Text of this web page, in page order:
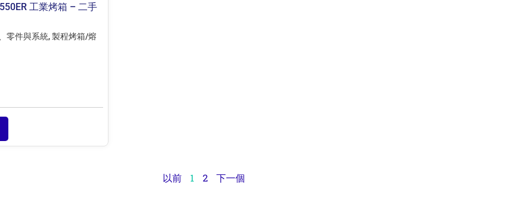
工業烤箱 – 二手
零件與系統,製程烤箱/熔
以前 1 2 下一個